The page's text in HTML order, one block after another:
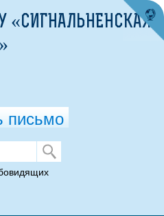
«СИГНАЛЬНЕНСКАЯ
письмо